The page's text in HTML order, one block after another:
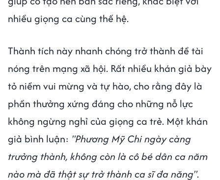
nhiều giọng ca cùng thế hệ.
Thành tích này nhanh chóng trở thành đề tài
nóng trên mạng xã hội. Rất nhiều khán giả bày
tỏ niềm vui mừng và tự hào, cho rằng đây là
phần thưởng xứng đáng cho những nỗ lực
không ngừng nghỉ của giọng ca trẻ. Một khán
giả bình luận: "Phương Mỹ Chi ngày càng
trưởng thành, không còn là cô bé dân ca năm
nào mà đã thật sự trở thành ca sĩ đa năng".